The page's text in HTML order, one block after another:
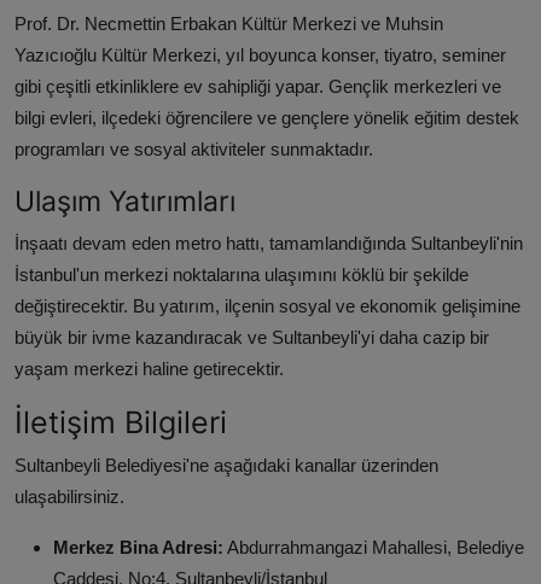
Prof. Dr. Necmettin Erbakan Kültür Merkezi ve Muhsin
Yazıcıoğlu Kültür Merkezi, yıl boyunca konser, tiyatro, seminer
gibi çeşitli etkinliklere ev sahipliği yapar. Gençlik merkezleri ve
bilgi evleri, ilçedeki öğrencilere ve gençlere yönelik eğitim destek
programları ve sosyal aktiviteler sunmaktadır.
Ulaşım Yatırımları
İnşaatı devam eden metro hattı, tamamlandığında Sultanbeyli'nin
İstanbul'un merkezi noktalarına ulaşımını köklü bir şekilde
değiştirecektir. Bu yatırım, ilçenin sosyal ve ekonomik gelişimine
büyük bir ivme kazandıracak ve Sultanbeyli'yi daha cazip bir
yaşam merkezi haline getirecektir.
İletişim Bilgileri
Sultanbeyli Belediyesi'ne aşağıdaki kanallar üzerinden
ulaşabilirsiniz.
Merkez Bina Adresi: Abdurrahmangazi Mahallesi, Belediye
Caddesi, No:4, Sultanbeyli/İstanbul